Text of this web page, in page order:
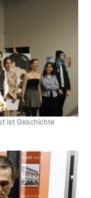
ist Geschichte